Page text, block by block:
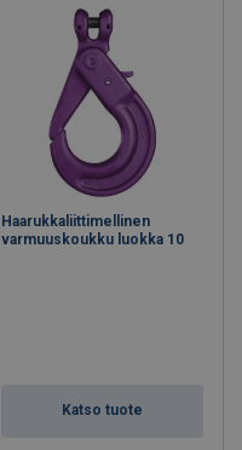
Haarukkaliittimellinen
varmuuskoukku luokka 10
Katso tuote